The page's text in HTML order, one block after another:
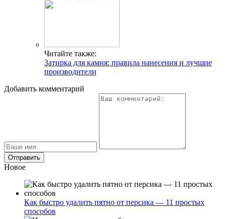
Читайте также:
Затирка для камня: правила нанесения и лучшие
производители
Добавить комментарий
Новое
Как быстро удалить пятно от персика — 11 простых
способов